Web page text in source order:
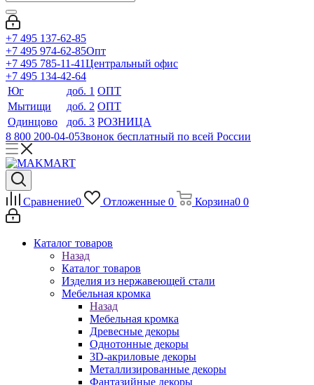
+7 495 137-62-85
+7 495 974-62-85Опт
+7 495 785-11-41Центральный офис
+7 495 134-42-64
Юг
доб. 1 ОПТ
Мытищи
доб. 2 ОПТ
Одинцово
доб. 3 РОЗНИЦА
8 800 200-04-05Звонок бесплатный по всей России
Сравнение0 Отложенные 0 Корзина0 0
Каталог товаров
Назад
Каталог товаров
Изделия из нержавеющей стали
Мебельная кромка
Назад
Мебельная кромка
Древесные декоры
Однотонные декоры
3D-акриловые декоры
Металлизированные декоры
Фантазийные декоры